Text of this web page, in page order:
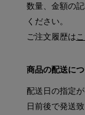
数量、金額の
ください。
ご注文履歴は
商品の配送に
配送日の指定
日前後で発送致